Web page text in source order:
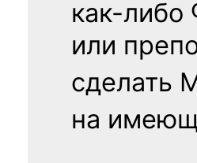
как-либо
или
сделать
на